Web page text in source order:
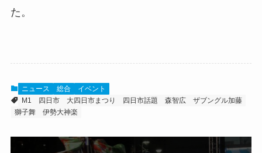
た。
ニュース 総合
イベント
M1
四日市 大四日市まつり 四日市話題 森智広
ザブングル加藤
獅子舞
伊勢大神楽